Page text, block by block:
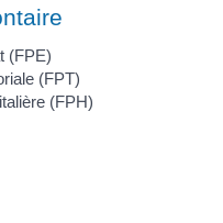
(FPE)
(FPT)
(FPH)